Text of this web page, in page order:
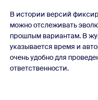
В истории версий
можно отслеживать
прошлым вариантам. В
указывается время и
очень удобно для
ответственности.